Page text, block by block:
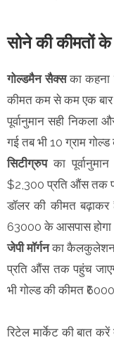
सोने की कीमतों के
गोल्डमैन सैक्सका
कीमत कम से कम एक
पूर्वानुमान सही निकला
गई तब भी 10 ग्राम
सिटीग्रुपका
$2,300 प्रति औंस तक
डॉलर की कीमत बढ़ाकर
63000 के आसपास
जेपी मॉर्गनका कैलकुलेशन
प्रति औंस तक पहुंच
भी गोल्ड की कीमत
रिटेल मार्केट की बात